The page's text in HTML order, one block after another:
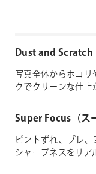
Dust and Scratch
写真全体からホコリ
クでクリーンな仕上
Super Focus（ス
ピントずれ、ブレ
シャープネスをリア